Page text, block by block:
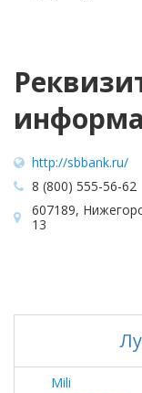
http://sbbank.ru/
8 (800) 555-56-62
607189,
13
Mili